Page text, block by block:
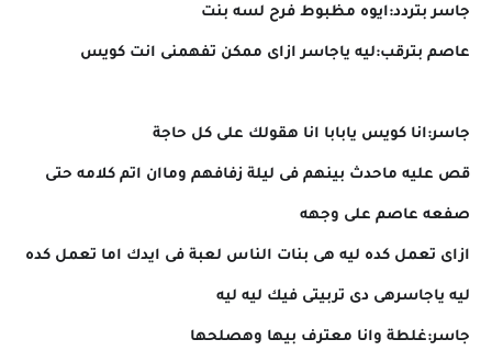
جاسر بتردد:ايوه مظبوط فرح لسه بنت
عاصم بترقب:ليه ياجاسر ازاى ممكن تفهمنى انت كويس
جاسر:انا كويس يابابا انا هقولك على كل حاجة
قص عليه ماحدث بينهم فى ليلة زفافهم وماان اتم كلامه حتى
صفعه عاصم على وجهه
ازاى تعمل كده ليه هى بنات الناس لعبة فى ايدك اما تعمل كده
ليه ياجاسرهى دى تربيتى فيك ليه ليه
جاسر:غلطة وانا معترف بيها وهصلحها